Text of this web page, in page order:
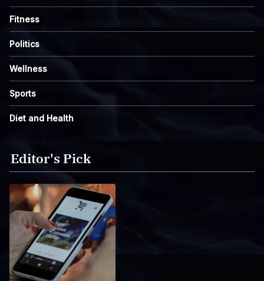
Fitness
Politics
Wellness
Sports
Diet and Health
Editor's Pick